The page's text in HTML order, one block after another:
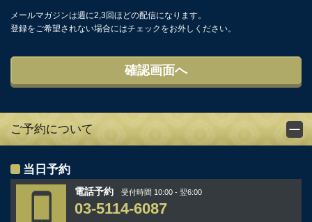
メールマガジンは週に2,3回ほどの配信になります。
登録をご希望されない場合にはチェックをお外しください。
ご予約について
当日予約
電話予約 受付時間 10:00 - 翌6:00
03-5114-6087